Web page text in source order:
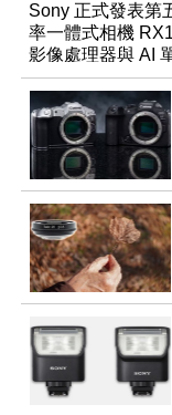
Sony 正式發表第
率一體式相機
影像處理器與 AI